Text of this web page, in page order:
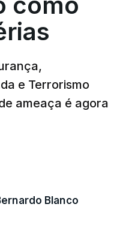
e Terrorismo
ameaça é agora
Blanco